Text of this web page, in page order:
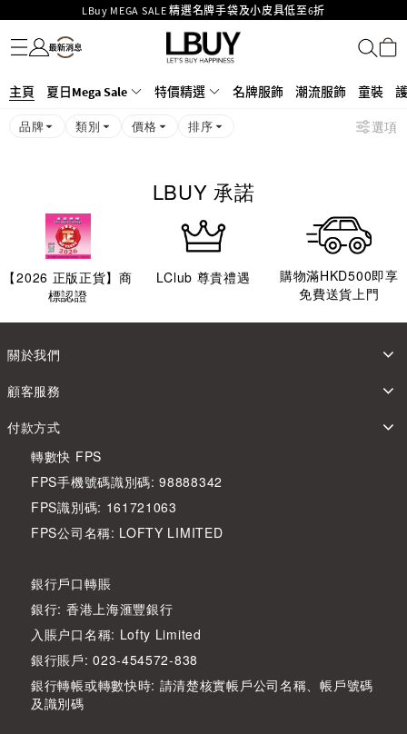
LBuy MEGA SALE 精選名牌手袋及小皮具低至6折
Goyard Hobo / Hobo Mini人氣限量特別版限時原價低至75折!
LBuy呈獻 - Hermès 及 Chanel 手袋及首飾原價低至6折，立即入手!
426號舖！
MOKO 1樓175號鋪旗艦店特設名牌Hermès、CHANEL及LV專區！
購物滿HKD500即享免運費！
名牌服飾
潮流服飾
童裝
護膚美妝
香水香薰
個人護理
母嬰護理
遊戲及精品玩具
文儀用品
家居生活
電子產品
美食
醫藥保健
運動與戶外用品
主頁 夏日Mega Sale 特價精選 名牌服飾 潮流服飾 童裝
品牌 類別 價格 排序 選項
LBUY 承諾
【2026 正版正貨】商
標認證
LClub 尊貴禮遇
購物滿HKD500即享
免費送貨上門
關於我們
顧客服務
付款方式
轉數快 FPS
FPS手機號碼識別碼: 98888342
FPS識別碼: 161721063
FPS公司名稱: LOFTY LIMITED
銀行戶口轉賬
銀行: 香港上海滙豐銀行
入賬户口名稱: Lofty Limited
銀行賬戶: 023-454572-838
銀行轉帳或轉數快時: 請清楚核實帳戶公司名稱、帳戶號碼
及識別碼